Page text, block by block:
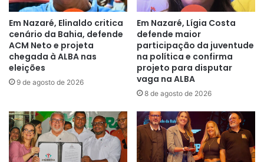
Em Nazaré, Elinaldo critica
cenário da Bahia, defende
ACM Neto e projeta
chegada à ALBA nas
eleições
9 de agosto de 2026
Em Nazaré, Lígia Costa
defende maior
participação da juventude
na política e confirma
projeto para disputar
vaga na ALBA
8 de agosto de 2026